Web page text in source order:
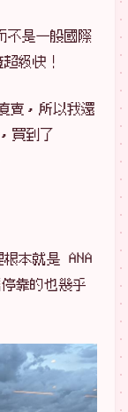
不是一般國際
級快！
賣，所以我還
買到了
本就是 ANA
靠的也幾乎